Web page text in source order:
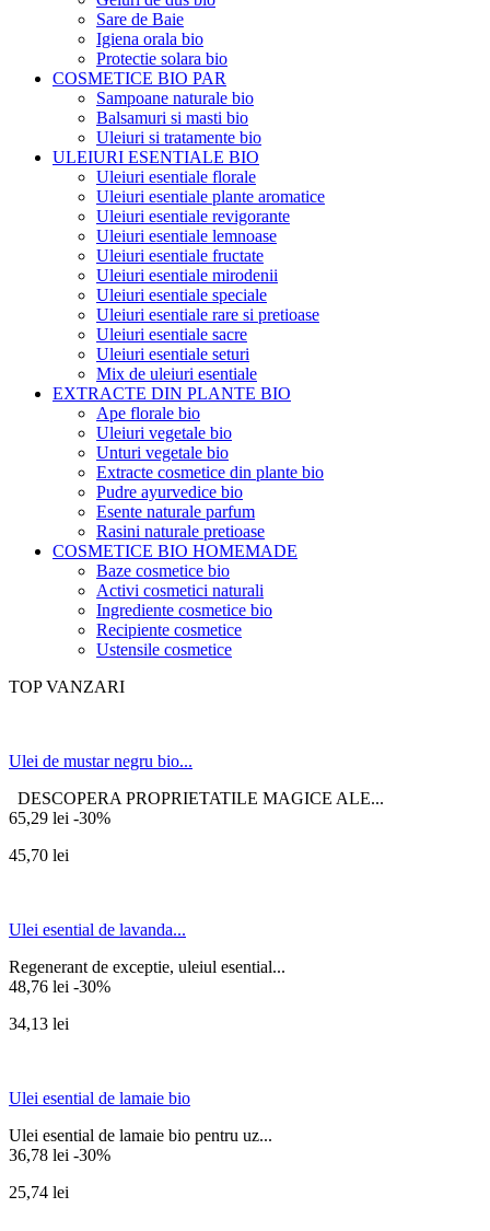
Sare de Baie
Igiena orala bio
Protectie solara bio
COSMETICE BIO PAR
Sampoane naturale bio
Balsamuri si masti bio
Uleiuri si tratamente bio
ULEIURI ESENTIALE BIO
Uleiuri esentiale florale
Uleiuri esentiale plante aromatice
Uleiuri esentiale revigorante
Uleiuri esentiale lemnoase
Uleiuri esentiale fructate
Uleiuri esentiale mirodenii
Uleiuri esentiale speciale
Uleiuri esentiale rare si pretioase
Uleiuri esentiale sacre
Uleiuri esentiale seturi
Mix de uleiuri esentiale
EXTRACTE DIN PLANTE BIO
Ape florale bio
Uleiuri vegetale bio
Unturi vegetale bio
Extracte cosmetice din plante bio
Pudre ayurvedice bio
Esente naturale parfum
Rasini naturale pretioase
COSMETICE BIO HOMEMADE
Baze cosmetice bio
Activi cosmetici naturali
Ingrediente cosmetice bio
Recipiente cosmetice
Ustensile cosmetice
TOP VANZARI
Ulei de mustar negru bio...
DESCOPERA PROPRIETATILE MAGICE ALE...
65,29 lei -30%
45,70 lei
Ulei esential de lavanda...
Regenerant de exceptie, uleiul esential...
48,76 lei -30%
34,13 lei
Ulei esential de lamaie bio
Ulei esential de lamaie bio pentru uz...
36,78 lei -30%
25,74 lei